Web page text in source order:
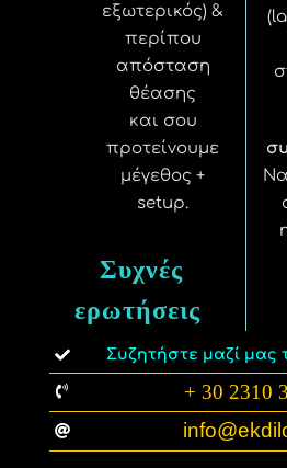
εξωτερικός) &
περίπου
απόσταση
θέασης
και σου
προτείνουμε
μέγεθος +
setup.
Συχνές
ερωτήσεις
Συζητήστε μαζί μας
+ 30 2310